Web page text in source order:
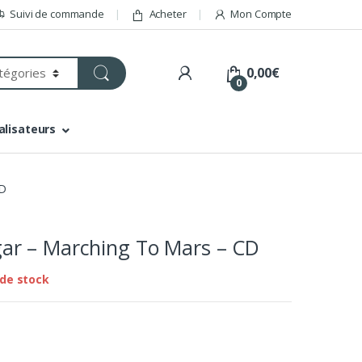
Suivi de commande Acheter Mon Compte
0
0,00€
– Marching To Mars – CD
stock